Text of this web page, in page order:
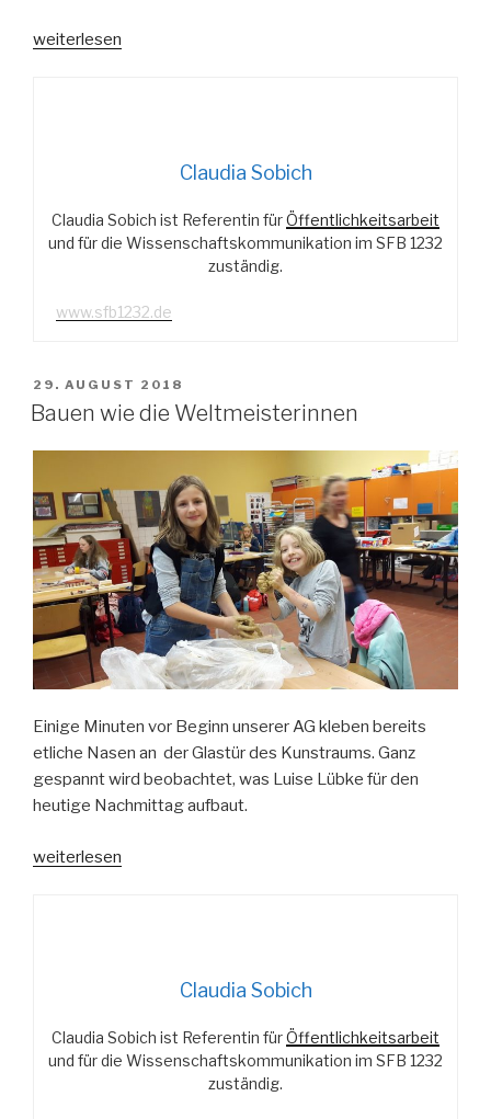
„Von
weiterlesen
Claudia Sobich
Claudia Sobich ist Referentin fürÖffentlichkeitsarbeit
und für die Wissenschaftskommunikation im SFB 1232
zuständig.
www.sfb1232.de
VERÖFFENTLICHT
AM
29. AUGUST 2018
Bauen wie die Weltmeisterinnen
Einige Minuten vor Beginn unserer AG kleben bereits
etliche Nasen an der Glastür des Kunstraums. Ganz
gespannt wird beobachtet, was Luise Lübke für den
heutige Nachmittag aufbaut.
„Bauen
weiterlesen
Claudia Sobich
Claudia Sobich ist Referentin fürÖffentlichkeitsarbeit
und für die Wissenschaftskommunikation im SFB 1232
zuständig.